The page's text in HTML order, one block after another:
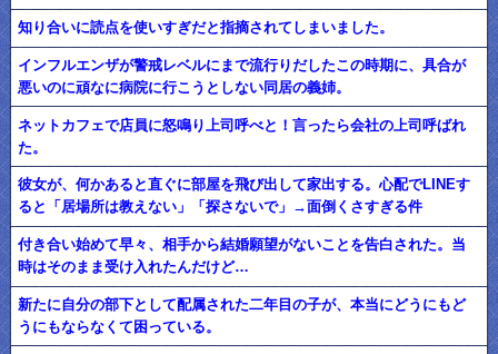
知り合いに読点を使いすぎだと指摘されてしまいました。
インフルエンザが警戒レベルにまで流行りだしたこの時期に、具合が
悪いのに頑なに病院に行こうとしない同居の義姉。
ネットカフェで店員に怒鳴り上司呼べと！言ったら会社の上司呼ばれ
た。
彼女が、何かあると直ぐに部屋を飛び出して家出する。心配でLINEす
ると「居場所は教えない」「探さないで」→面倒くさすぎる件
付き合い始めて早々、相手から結婚願望がないことを告白された。当
時はそのまま受け入れたんだけど…
新たに自分の部下として配属された二年目の子が、本当にどうにもど
うにもならなくて困っている。